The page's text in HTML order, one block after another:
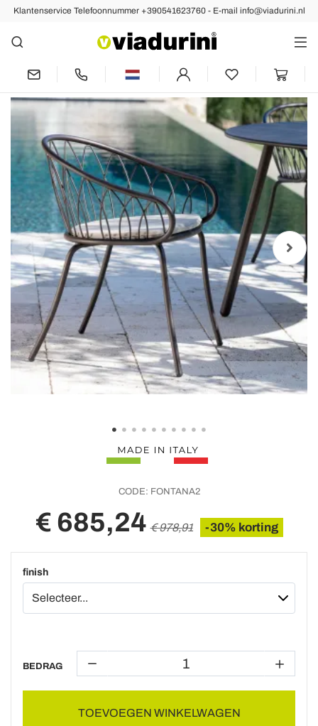
Klantenservice Telefoonnummer +390541623760 - E-mail info@viadurini.nl
Vorige Volgende
2 stapelbare tuinfauteuils van metaal en
kussen gemaakt in Italië - Fontana
CODE: FONTANA2
€ 685,24 € 978,91 -30% korting
finish
BEDRAG
TOEVOEGEN WINKELWAGEN